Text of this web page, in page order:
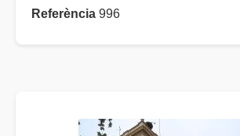
Referència 996